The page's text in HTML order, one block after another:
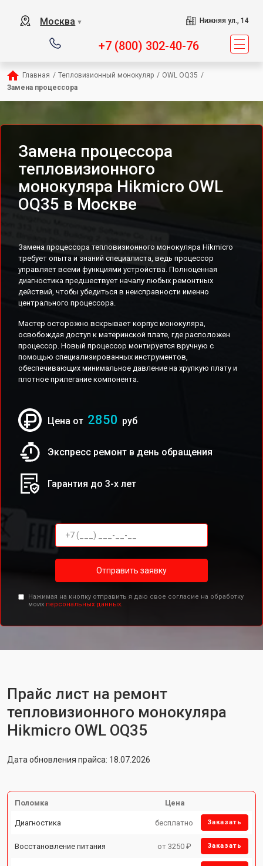
Москва ▼ Нижняя ул., 14
+7 (800) 302-40-76
Главная / Тепловизионный монокуляр / OWL OQ35 /
Замена процессора
Замена процессора
тепловизионного
монокуляра Hikmicro OWL
OQ35 в Москве
Замена процессора тепловизионного монокуляра Hikmicro
требует опыта и знаний специалиста, ведь процессор
управляет всеми функциями устройства. Полноценная
диагностика предшествует началу любых ремонтных
действий, чтобы убедиться в неисправности именно
центрального процессора.
Мастер осторожно вскрывает корпус монокуляра,
освобождая доступ к материнской плате, где расположен
процессор. Новый процессор монтируется вручную с
помощью специализированных инструментов,
обеспечивающих минимальное давление на хрупкую плату и
плотное прилегание компонента.
Цена от 2850 руб
Экспресс ремонт в день обращения
Гарантия до 3-х лет
Отправить заявку
Нажимая на кнопку отправить я даю свое согласие на обработку
моих персональных данных.
Прайс лист на ремонт
тепловизионного монокуляра
Hikmicro OWL OQ35
Дата обновления прайса: 18.07.2026
Поломка Цена
Диагностика бесплатно Заказать
Восстановление питания от 3250 ₽ Заказать